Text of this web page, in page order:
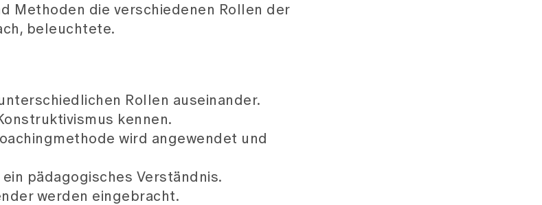
Methoden die verschiedenen Rollen der
beleuchtete.
Rollen auseinander.
kennen.
wird angewendet und
pädagogisches Verständnis.
werden eingebracht.